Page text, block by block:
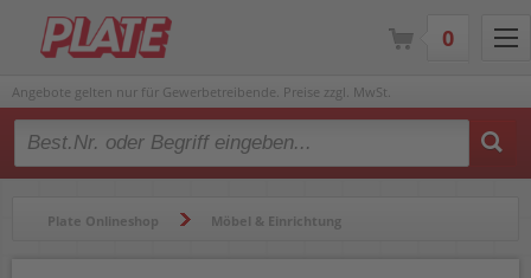
Angebote gelten nur für Gewerbetreibende. Preise zzgl. MwSt.
Type 2 or more characters for results.
Plate Onlineshop Möbel & Einrichtung
0